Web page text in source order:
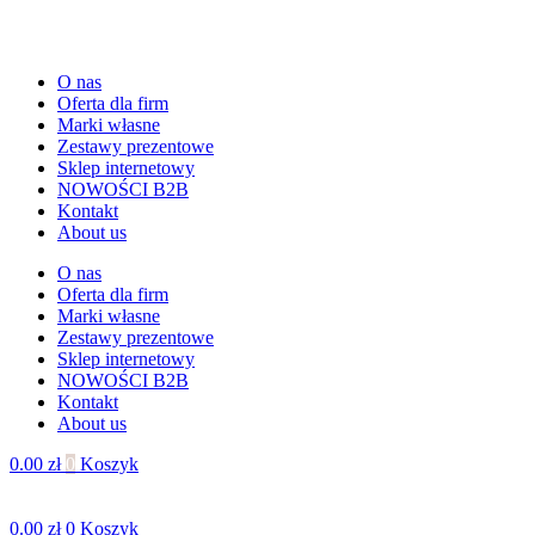
O nas
Oferta dla firm
Marki własne
Zestawy prezentowe
Sklep internetowy
NOWOŚCI B2B
Kontakt
About us
O nas
Oferta dla firm
Marki własne
Zestawy prezentowe
Sklep internetowy
NOWOŚCI B2B
Kontakt
About us
0.00 zł 0 Koszyk
0.00 zł 0 Koszyk